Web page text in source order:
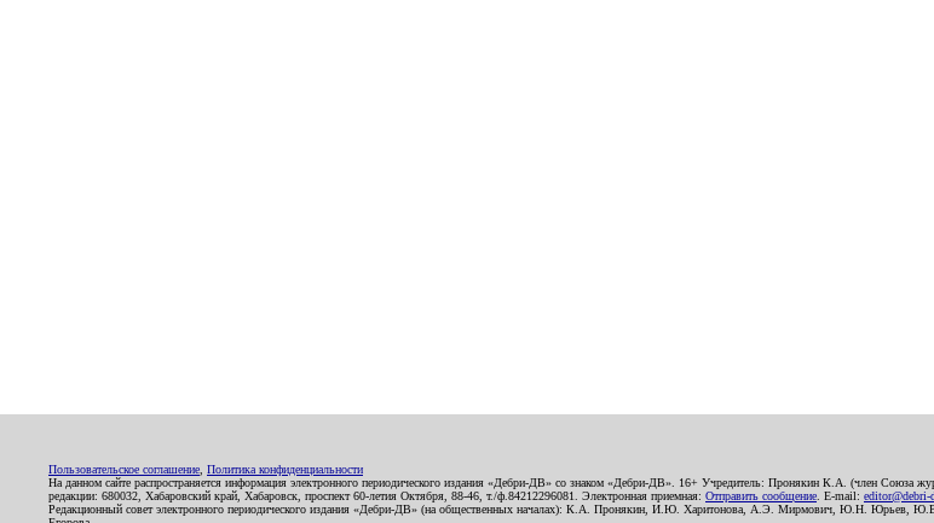
Пользовательское соглашение Политика конфиденциальности
На данном сайте распространяется информация электронного периодического издания «Дебри-ДВ» со знаком «Дебри-ДВ». 16+ Учредитель: Пронякин К.А. (член Союза
редакции: 680032, Хабаровский край, Хабаровск, проспект 60-летия Октября, 88-46, т./ф.84212296081. Электронная приемная: Отправить сообщение . E-mail: editor@debri-
Редакционный совет электронного периодического издания «Дебри-ДВ» (на общественных началах): К.А. Пронякин, И.Ю. Харитонова, А.Э. Мирмович, Ю.Н.